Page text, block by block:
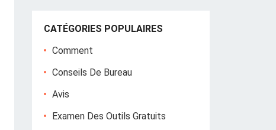
CATÉGORIES POPULAIRES
Comment
Conseils De Bureau
Avis
Examen Des Outils Gratuits